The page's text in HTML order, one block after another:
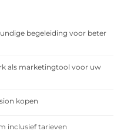
begeleiding voor beter
als marketingtool voor uw
kopen
inclusief tarieven